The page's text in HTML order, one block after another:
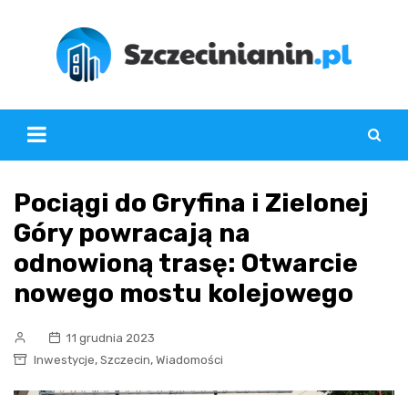
Pociągi do Gryfina i Zielonej
Góry powracają na
odnowioną trasę: Otwarcie
nowego mostu kolejowego
11 grudnia 2023
Inwestycje, Szczecin, Wiadomości